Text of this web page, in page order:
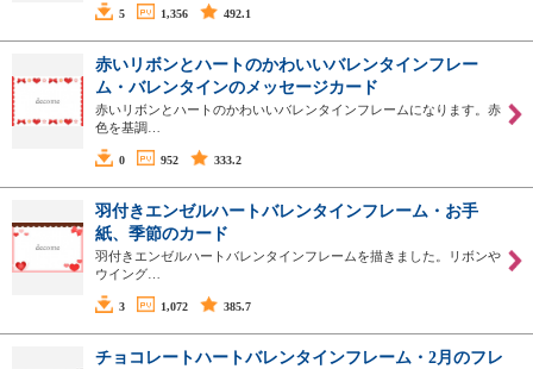
5 1,356 492.1
赤いリボンとハートのかわいいバレンタインフレー
ム・バレンタインのメッセージカード
赤いリボンとハートのかわいいバレンタインフレームになります。赤
色を基調…
0 952 333.2
羽付きエンゼルハートバレンタインフレーム・お手
紙、季節のカード
羽付きエンゼルハートバレンタインフレームを描きました。リボンや
ウイング…
3 1,072 385.7
チョコレートハートバレンタインフレーム・2月のフレ